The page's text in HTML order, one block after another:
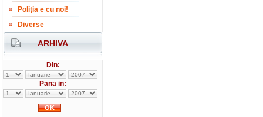
Poliția e cu noi!
Diverse
ARHIVA
Din:
Pana in: